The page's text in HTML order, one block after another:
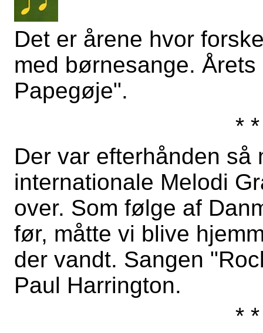
Det er årene hvor
med børnesange.
Papegøje".
*
Der var efterhånden så
internationale Melodi
over. Som følge af
før, måtte vi blive
der vandt. Sangen
Paul Harrington.
*